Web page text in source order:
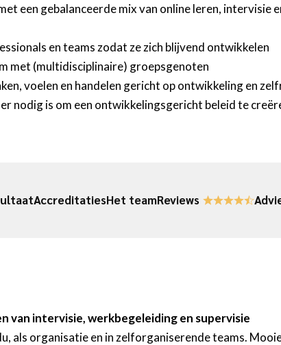
een gebalanceerde mix van online leren, intervisie
en teams zodat ze zich blijvend ontwikkelen
met (multidisciplinaire) groepsgenoten
voelen en handelen gericht op ontwikkeling en
nodig is om een ontwikkelingsgericht beleid te
AccreditatiesHet teamReviews
van intervisie, werkbegeleiding en supervisie
als organisatie en in zelforganiserende teams.